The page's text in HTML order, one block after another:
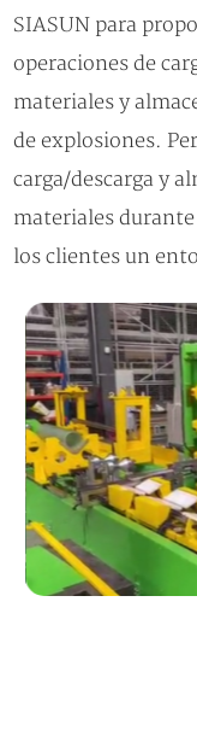
SIASUN para
operaciones de
materiales y
de explosiones.
carga/descarga y
materiales
los clientes un